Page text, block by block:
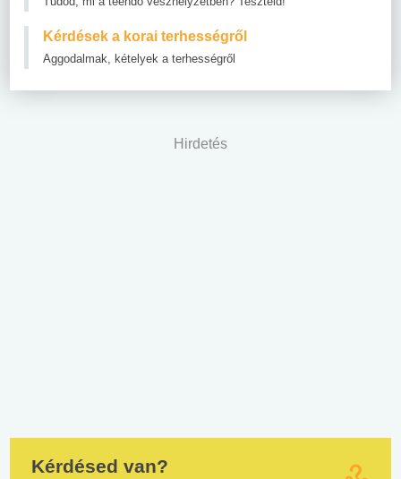
Kérdések a korai terhességről
Aggodalmak, kételyek a terhességről
Hirdetés
Kérdésed van?